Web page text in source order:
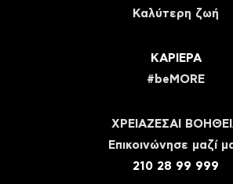
Καλύτερη ζωή
ΚΑΡΙΕΡΑ
#beMORE
ΧΡΕΙΑΖΕΣΑΙ
Eπικοινώνησε μαζί
210 28 99 999